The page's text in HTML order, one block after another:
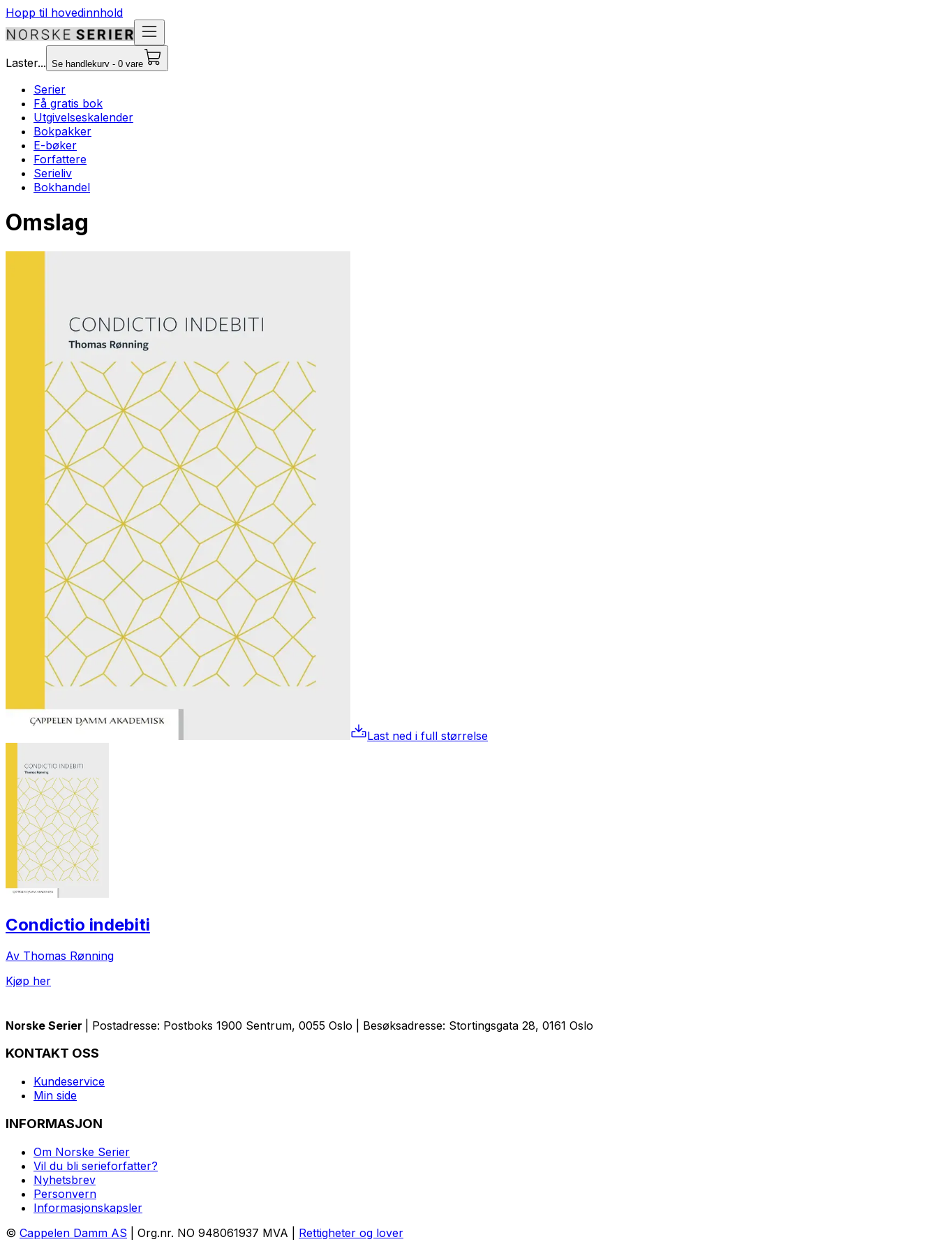
Hopp til hovedinnhold
Laster... Se handlekurv - 0 vare
Serier
Få gratis bok
Utgivelseskalender
Bokpakker
E-bøker
Forfattere
Serieliv
Bokhandel
Omslag
Last ned i full størrelse
Condictio indebiti
Av Thomas Rønning
Kjøp her
Norske Serier | Postadresse: Postboks 1900 Sentrum, 0055 Oslo | Besøksadresse: Stortingsgata 28, 0161 Oslo
KONTAKT OSS
Kundeservice
Min side
INFORMASJON
Om Norske Serier
Vil du bli serieforfatter?
Nyhetsbrev
Personvern
Informasjonskapsler
© Cappelen Damm AS | Org.nr. NO 948061937 MVA | Rettigheter og lover